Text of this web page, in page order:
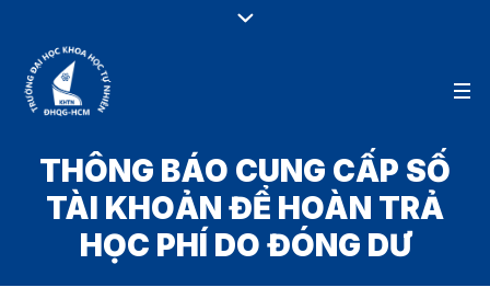
THÔNG BÁO CUNG CẤP SỐ
TÀI KHOẢN ĐỂ HOÀN TRẢ
HỌC PHÍ DO ĐÓNG DƯ